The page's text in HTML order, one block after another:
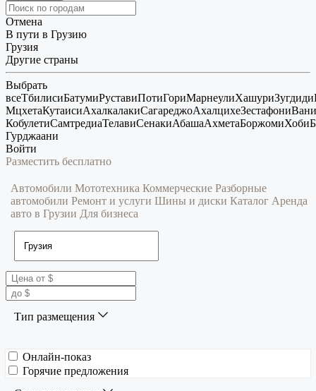
Отмена
В пути в Грузию
Грузия
Другие страны
Выбрать
всеТбилисиБатумиРуставиПотиГориМарнеулиХашуриЗугдиди
МцхетаКутаисиАхалкалакиСагареджоАхалцихеЗестафониВани
КобулетиСамтредиаТелавиСенакиАбашаАхметаБоржомиХоби
Гурджаани
Войти
Разместить бесплатно
Автомобили Мототехника Коммерческие Разборные
автомобили Ремонт и услуги Шины и диски Каталог Аренда
авто в Грузии Для бизнеса
Тип размещения
Онлайн-показ
Горячие предложения